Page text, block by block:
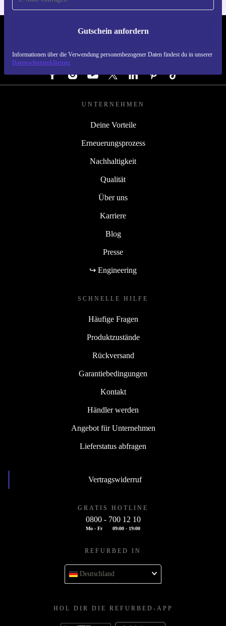
Gutschein anfordern
Informationen über die Verwendung personenbezogener Daten findest du in unserer
Datenschutzerklärung
REFURBED DEUTSCHLAND - RETHINK NEW.
FOLGE UNS
UNTERNEHMEN
Deine Vorteile
Erneuerungsprozess
Nachhaltigkeit
Qualität
Über uns
Karriere
Blog
Presse
↪ Engineering
SCHNELLE HILFE
Häufige Fragen
Produktzustände
Rückversand
Garantiebedingungen
Kontakt
Händler werden
Angebot für Unternehmen
Lieferstatus abfragen
Vertragswiderruf
GRATIS HOTLINE
0800 - 700 12 10
Mo - Fr 09:00 - 19:00
REFURBED IN
Deutschland
HOL DIR DIE REFURBED-APP